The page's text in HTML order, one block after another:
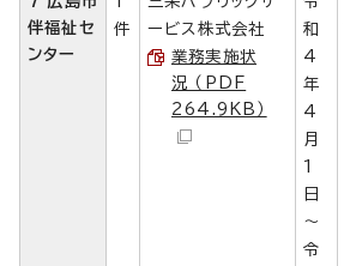
伴福祉セ
ンター
件
ービス株式会社
業務実施状
況 （PDF
264.9KB）
和
4
年
4
月
1
日
～
令